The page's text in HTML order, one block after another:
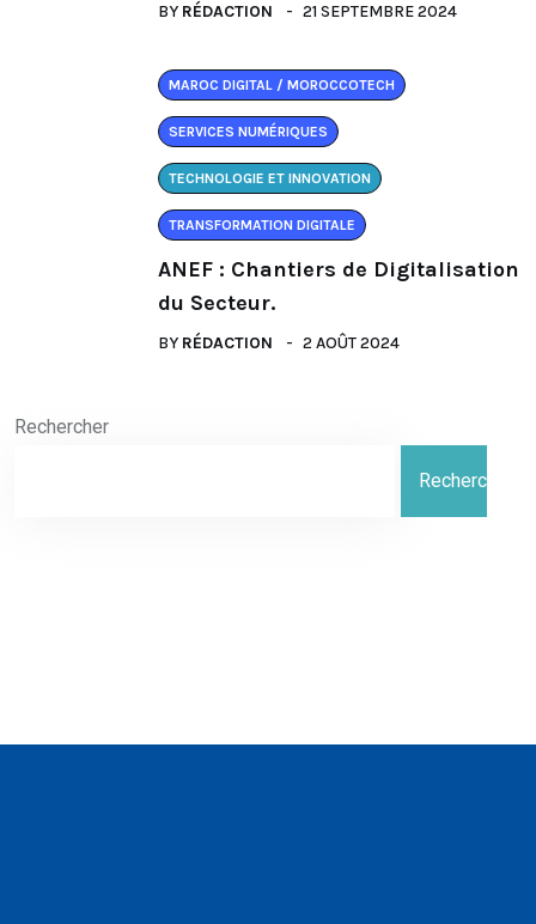
BY RÉDACTION 21 SEPTEMBRE 2024
MAROC DIGITAL / MOROCCOTECH
SERVICES NUMÉRIQUES
TECHNOLOGIE ET INNOVATION
TRANSFORMATION DIGITALE
ANEF : Chantiers de Digitalisation
du Secteur.
BY RÉDACTION 2 AOÛT 2024
Rechercher
Rechercher